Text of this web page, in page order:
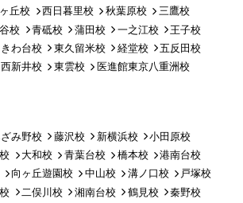
丘校 西日暮里校 秋葉原校
三鷹校
校 青砥校 蒲田校 一之江校
王子校
きわ台校 東久留米校 経堂校
五反田校
西新井校 東雲校
医進館東京八重洲校
み野校 藤沢校 新横浜校
小田原校
大和校 青葉台校 橋本校
港南台校
向ヶ丘遊園校 中山校 溝ノ口校
戸塚校
二俣川校 湘南台校 鶴見校
秦野校